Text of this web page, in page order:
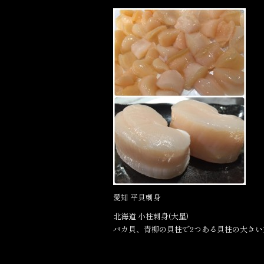
a
c
e
b
o
o
k
in
e
愛知 平貝刺身
北海道 小柱刺身(大星)
バカ貝、青柳の貝柱で2つある貝柱の大きい